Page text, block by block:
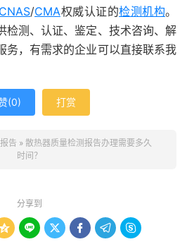
CNAS/CMA权威认证的检测机构。
检测、认证、鉴定、技术咨询、解
务，有需求的企业可以直接联系我
(0) 打赏
告 » 散热器质量检测报告办理需要多久
时间？
分享到
    